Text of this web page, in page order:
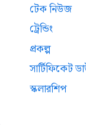
টেক নিউজ
ট্রেন্ডিং
প্রকল্প
সার্টিফিকেট
স্কলারশিপ